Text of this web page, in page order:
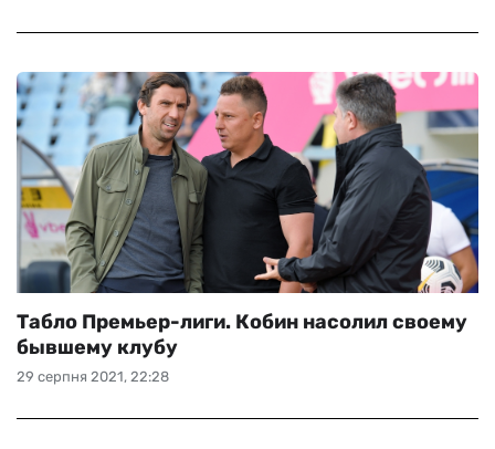
29 серпня 2021, 22:28
Табло Премьер-лиги. Кобин насолил своему
бывшему клубу